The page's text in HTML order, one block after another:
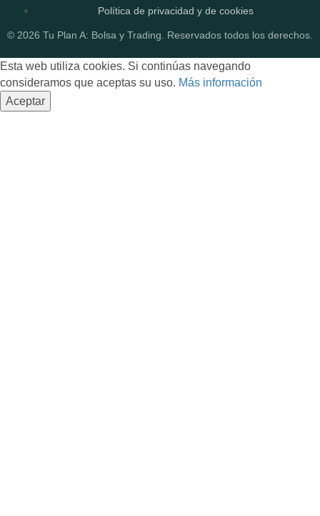
Política de privacidad y de cookies
© 2026 Tu Plan A: Bolsa y Trading. Reservados todos los derechos.
Esta web utiliza cookies. Si continúas navegando
consideramos que aceptas su uso. Más información
Aceptar